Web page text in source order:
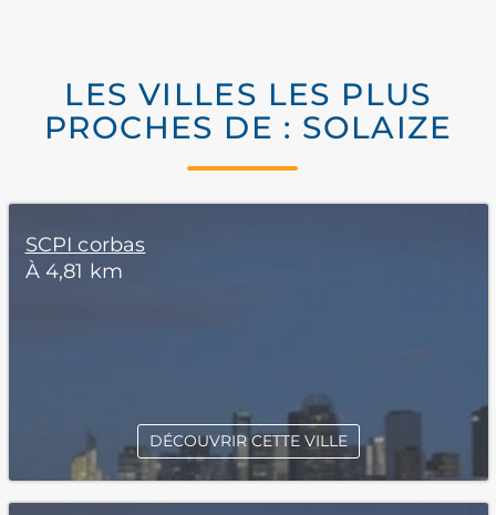
LES VILLES LES PLUS
PROCHES DE : SOLAIZE
SCPI corbas
À 4,81 km
DÉCOUVRIR CETTE VILLE